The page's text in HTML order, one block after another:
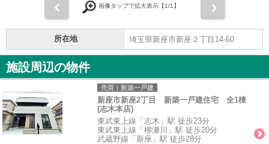
画像タップで拡大表示【1/1】
所在地 埼玉県新座市新座２丁目14-60
施設周辺の物件
売買｜新築一戸建
新座市新座2丁目 新築一戸建住宅 全1棟
(志木本店)
東武東上線「志木」駅 徒歩23分
東武東上線「柳瀬川」駅 徒歩20分
武蔵野線「新座」駅 徒歩28分